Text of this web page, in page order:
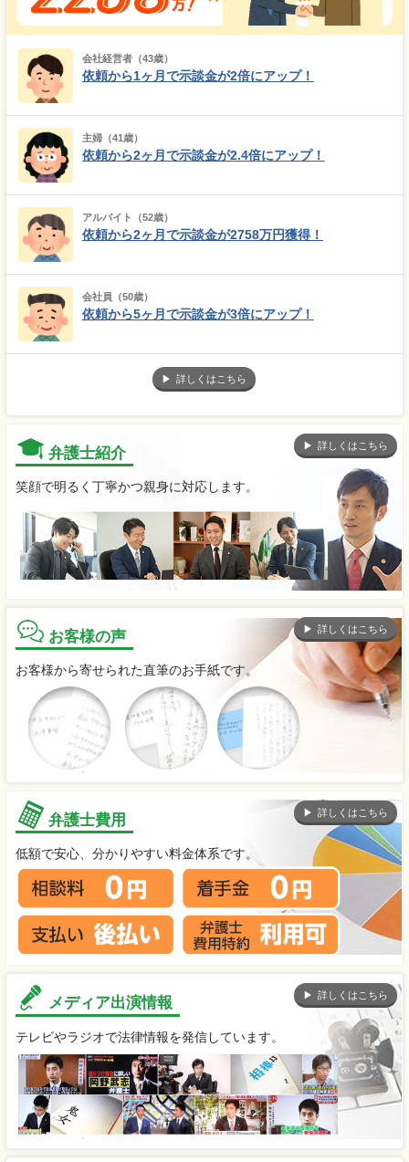
会社経営者（43歳）
依頼から1ヶ月で示談金が2倍にアップ！
主婦（41歳）
依頼から2ヶ月で示談金が2.4倍にアップ！
アルバイト（52歳）
依頼から2ヶ月で示談金が2758万円獲得！
会社員（50歳）
依頼から5ヶ月で示談金が3倍にアップ！
詳しくはこちら
弁護士紹介 詳しくはこちら
笑顔で明るく丁寧かつ親身に対応します。
お客様の声 詳しくはこちら
お客様から寄せられた直筆のお手紙です。
弁護士費用 詳しくはこちら
低額で安心、分かりやすい料金体系です。
メディア出演情報 詳しくはこちら
テレビやラジオで法律情報を発信しています。